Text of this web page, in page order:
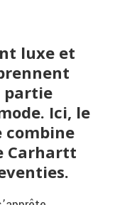
luxe et
partie
Ici, le
combine
Carhartt